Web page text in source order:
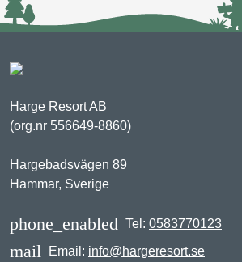
Harge Resort AB
(org.nr 556649-8860)
Hargebadsvägen 89
Hammar, Sverige
phone_enabled Tel: 0583770123
mail Email: info@hargeresort.se